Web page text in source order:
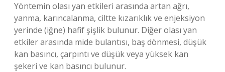
Yöntemin olası yan etkileri arasında artan ağrı,
yanma, karıncalanma, ciltte kızarıklık ve enjeksiyon
yerinde (iğne) hafif şişlik bulunur. Diğer olası yan
etkiler arasında mide bulantısı, baş dönmesi, düşük
kan basıncı, çarpıntı ve düşük veya yüksek kan
şekeri ve kan basıncı bulunur.